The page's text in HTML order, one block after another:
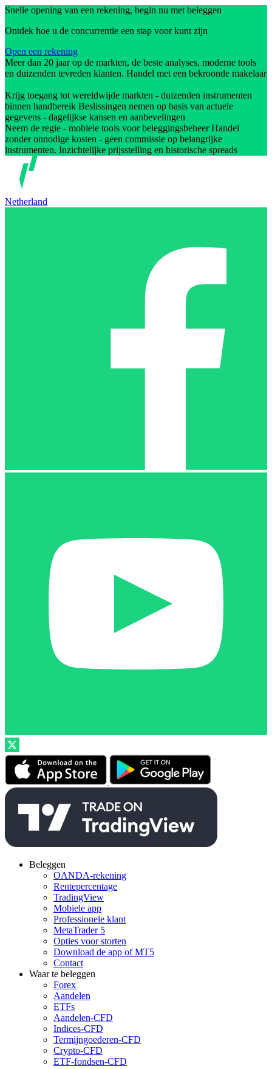
Snelle opening van een rekening, begin nu met beleggen
Ontdek hoe u de concurrentie een stap voor kunt zijn
Open een rekening
Meer dan 20 jaar op de markten, de beste analyses, moderne tools
en duizenden tevreden klanten. Handel met een bekroonde makelaar
Krijg toegang tot wereldwijde markten - duizenden instrumenten
binnen handbereik Beslissingen nemen op basis van actuele
gegevens - dagelijkse kansen en aanbevelingen
Neem de regie - mobiele tools voor beleggingsbeheer Handel
zonder onnodige kosten - geen commissie op belangrijke
instrumenten. Inzichtelijke prijsstelling en historische spreads
Netherland
Beleggen
OANDA-rekening
Rentepercentage
TradingView
Mobiele app
Professionele klant
MetaTrader 5
Opties voor storten
Download de app of MT5
Contact
Waar te beleggen
Forex
Aandelen
ETFs
Aandelen-CFD
Indices-CFD
Termijngoederen-CFD
Crypto-CFD
ETF-fondsen-CFD